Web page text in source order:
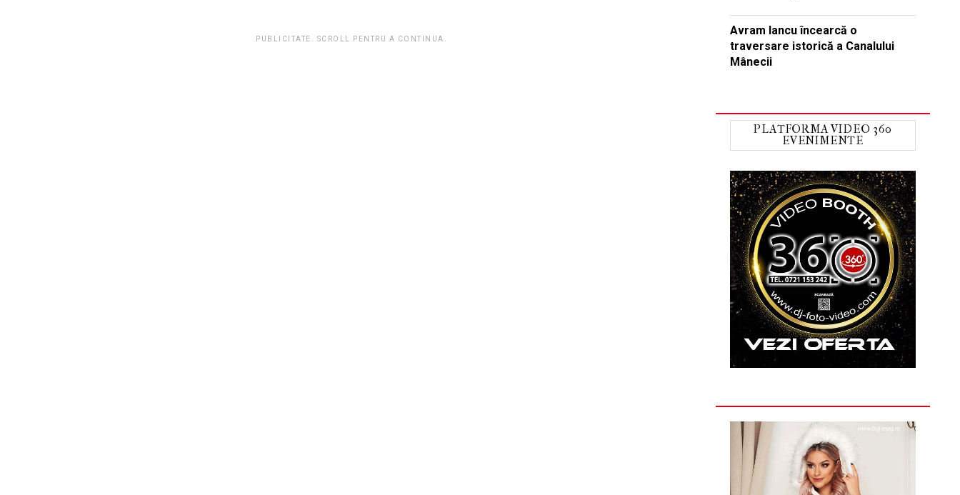
PUBLICITATE. SCROLL PENTRU A CONTINUA.
Avram Iancu încearcă o
traversare istorică a Canalului
Mânecii
PLATFORMA VIDEO 360
EVENIMENTE